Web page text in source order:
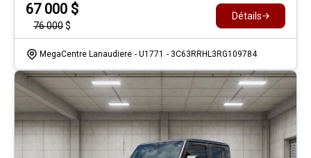
67 000 $
76 000$
Détails
MegaCentre Lanaudiere - U1771 - 3C63RRHL3RG109784